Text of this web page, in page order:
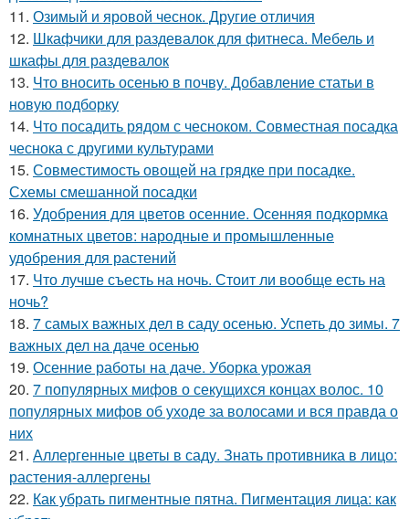
11. Озимый и яровой чеснок. Другие отличия
12. Шкафчики для раздевалок для фитнеса. Мебель и
шкафы для раздевалок
13. Что вносить осенью в почву. Добавление статьи в
новую подборку
14. Что посадить рядом с чесноком. Совместная посадка
чеснока с другими культурами
15. Совместимость овощей на грядке при посадке.
Схемы смешанной посадки
16. Удобрения для цветов осенние. Осенняя подкормка
комнатных цветов: народные и промышленные
удобрения для растений
17. Что лучше съесть на ночь. Стоит ли вообще есть на
ночь?
18. 7 самых важных дел в саду осенью. Успеть до зимы. 7
важных дел на даче осенью
19. Осенние работы на даче. Уборка урожая
20. 7 популярных мифов о секущихся концах волос. 10
популярных мифов об уходе за волосами и вся правда о
них
21. Аллергенные цветы в саду. Знать противника в лицо:
растения-аллергены
22. Как убрать пигментные пятна. Пигментация лица: как